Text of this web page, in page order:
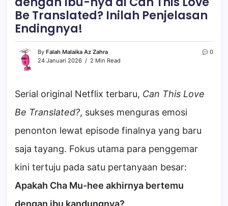
Be Translated? Inilah Penjelasan
Endingnya!
By Falah Malaika Az Zahra
24 Januari 2026
2 Min Read
0
Serial original Netflix terbaru, Can This Love
Be Translated?, sukses menguras emosi
penonton lewat episode finalnya yang baru
saja tayang. Fokus utama para penggemar
kini tertuju pada satu pertanyaan besar:
Apakah Cha Mu-hee akhirnya bertemu
dengan ibu kandungnya?